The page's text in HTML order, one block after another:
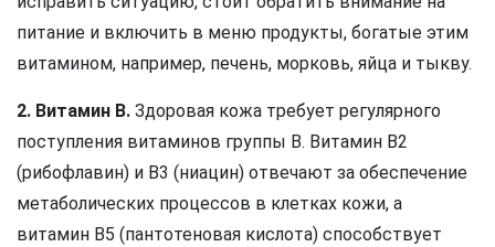
питание и включить в меню продукты, богатые этим
витамином, например, печень, морковь, яйца и тыкву.
2. Витамин В. Здоровая кожа требует регулярного
поступления витаминов группы В. Витамин В2
(рибофлавин) и В3 (ниацин) отвечают за обеспечение
метаболических процессов в клетках кожи, а
витамин В5 (пантотеновая кислота) способствует